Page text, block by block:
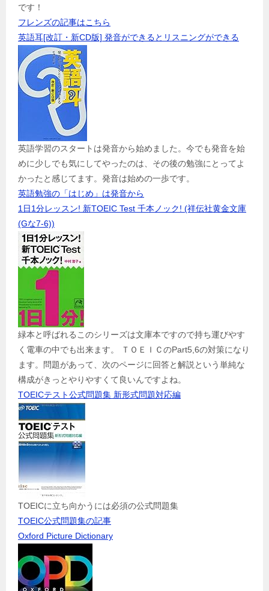
です！
フレンズの記事はこちら
英語耳[改訂・新CD版] 発音ができるとリスニングができる
英語学習のスタートは発音から始めました。今でも発音を始
めに少しでも気にしてやったのは、その後の勉強にとってよ
かったと感じてます。発音は始めの一歩です。
英語勉強の「はじめ」は発音から
1日1分レッスン! 新TOEIC Test 千本ノック! (祥伝社黄金文庫
(Gな7-6))
緑本と呼ばれるこのシリーズは文庫本ですので持ち運びやす
く電車の中でも出来ます。 ＴＯＥＩＣのPart5,6の対策になり
ます。問題があって、次のページに回答と解説という単純な
構成がきっとやりやすくて良いんですよね。
TOEICテスト公式問題集 新形式問題対応編
TOEICに立ち向かうには必須の公式問題集
TOEIC公式問題集の記事
Oxford Picture Dictionary